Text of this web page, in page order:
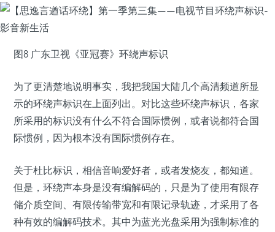
图8 广东卫视《亚冠赛》环绕声标识
为了更清楚地说明事实，我把我国大陆几个高清频道所显
示的环绕声标识在上面列出。对比这些环绕声标识，各家
所采用的标识没有什么不符合国际惯例，或者说都符合国
际惯例，因为根本没有国际惯例存在。
关于杜比标识，相信音响爱好者，或者发烧友，都知道。
但是，环绕声本身是没有编解码的，只是为了使用有限存
储介质空间、有限传输带宽和有限记录轨迹，才采用了各
种有效的编解码技术。其中为蓝光光盘采用为强制标准的